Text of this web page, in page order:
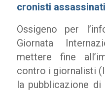
cronisti assassinati
Ossigeno per
Giornata
mettere fine
contro i giornalisti
la pubblicazione